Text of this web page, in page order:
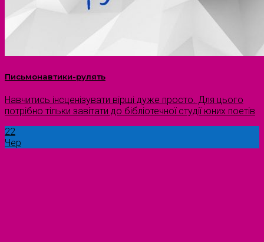
Письмонавтики-рулять
Навчитись інсценізувати вірші дуже просто. Для цього
потрібно тільки завітати до бібліотечної студії юних поетів
22
Чер